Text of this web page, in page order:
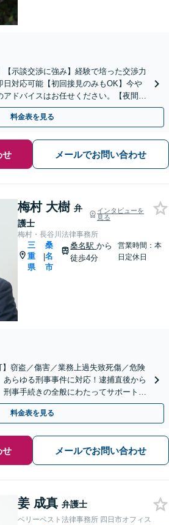
【示談交渉に強み】経験で培った交渉力
対応可能【初回接見のみもOK】今や
ドバイスはお任せください。【夜間／
料金表を見る
せ メールでお問い合わせ
梅村 大樹 弁
護士
インタビューを
見る
梅村・長谷川法律事務所
三
重
県
|
桑
名
市
桑名駅から
徒歩4分
営業時間：本
日定休日
】窃盗／傷害／業務上過失致死傷／危険
らゆる刑事事件に対応！逮捕直後から
事手続きの全般にわたってサポートし
・夜間相談可】
料金表を見る
せ メールでお問い合わせ
姜 成真 弁護士
ベリーベスト法律事務所 四日市オフィス